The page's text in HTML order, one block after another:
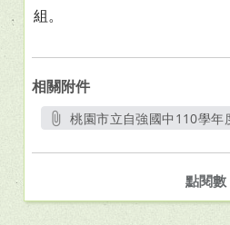
組。
相關附件
桃園市立自強國中110學年
點閱數